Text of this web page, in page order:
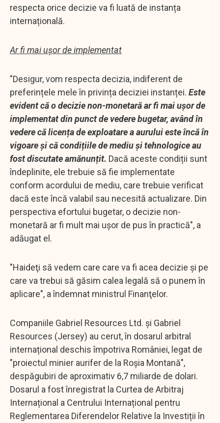
respecta orice decizie va fi luată de instanța
internațională.
Ar fi mai ușor de implementat
"Desigur, vom respecta decizia, indiferent de
preferințele mele în privința deciziei instanței. Este
evident că o decizie non-monetară ar fi mai ușor de
implementat din punct de vedere bugetar, având în
vedere că licența de exploatare a aurului este încă în
vigoare și că condițiile de mediu și tehnologice au
fost discutate amănunțit. Dacă aceste condiții sunt
îndeplinite, ele trebuie să fie implementate
conform acordului de mediu, care trebuie verificat
dacă este încă valabil sau necesită actualizare. Din
perspectiva efortului bugetar, o decizie non-
monetară ar fi mult mai ușor de pus în practică", a
adăugat el.
"Haideţi să vedem care care va fi acea decizie şi pe
care va trebui să găsim calea legală să o punem în
aplicare", a îndemnat ministrul Finanţelor.
Companiile Gabriel Resources Ltd. și Gabriel
Resources (Jersey) au cerut, în dosarul arbitral
internațional deschis împotriva României, legat de
"proiectul minier aurifer de la Roșia Montană",
despăgubiri de aproximativ 6,7 miliarde de dolari.
Dosarul a fost înregistrat la Curtea de Arbitraj
Internațional a Centrului Internațional pentru
Reglementarea Diferendelor Relative la Investiții în